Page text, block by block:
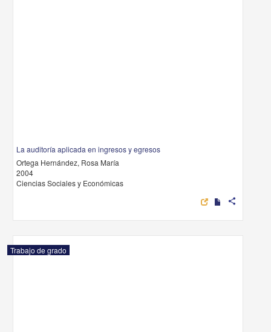
La auditoría aplicada en ingresos y egresos
Ortega Hernández, Rosa María
2004
Ciencias Sociales y Económicas
share
Trabajo de grado